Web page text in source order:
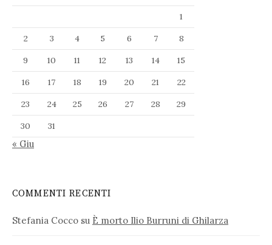
1
2
3 4 5 6 7
8
9
10 11 12 13 14
15
16
17 18 19 20 21
22
23
24 25 26 27 28
29
30
31
« Giu
COMMENTI RECENTI
Stefania Cocco su È morto Ilio Burruni di Ghilarza